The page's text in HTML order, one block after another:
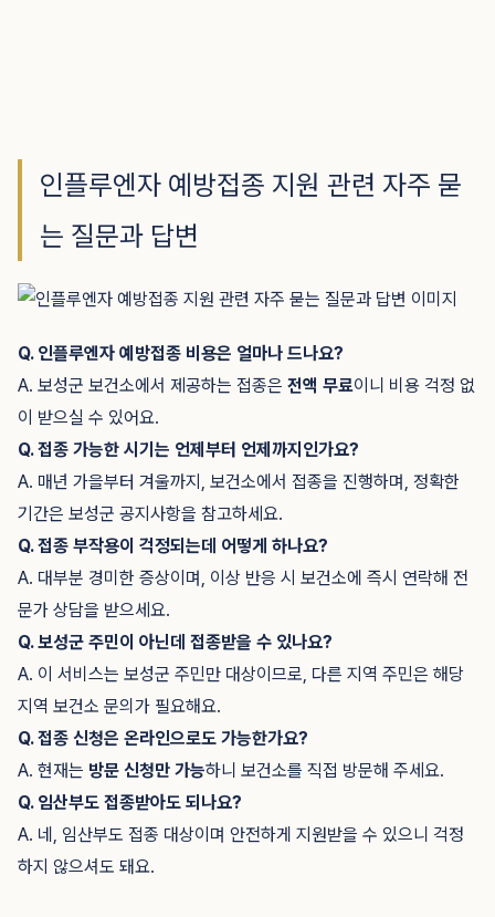
인플루엔자 예방접종 지원 관련 자주 묻
는 질문과 답변
Q. 인플루엔자 예방접종 비용은 얼마나 드나요?
A. 보성군 보건소에서 제공하는 접종은 전액 무료이니 비용 걱정 없
이 받으실 수 있어요.
Q. 접종 가능한 시기는 언제부터 언제까지인가요?
A. 매년 가을부터 겨울까지, 보건소에서 접종을 진행하며, 정확한
기간은 보성군 공지사항을 참고하세요.
Q. 접종 부작용이 걱정되는데 어떻게 하나요?
A. 대부분 경미한 증상이며, 이상 반응 시 보건소에 즉시 연락해 전
문가 상담을 받으세요.
Q. 보성군 주민이 아닌데 접종받을 수 있나요?
A. 이 서비스는 보성군 주민만 대상이므로, 다른 지역 주민은 해당
지역 보건소 문의가 필요해요.
Q. 접종 신청은 온라인으로도 가능한가요?
A. 현재는 방문 신청만 가능하니 보건소를 직접 방문해 주세요.
Q. 임산부도 접종받아도 되나요?
A. 네, 임산부도 접종 대상이며 안전하게 지원받을 수 있으니 걱정
하지 않으셔도 돼요.